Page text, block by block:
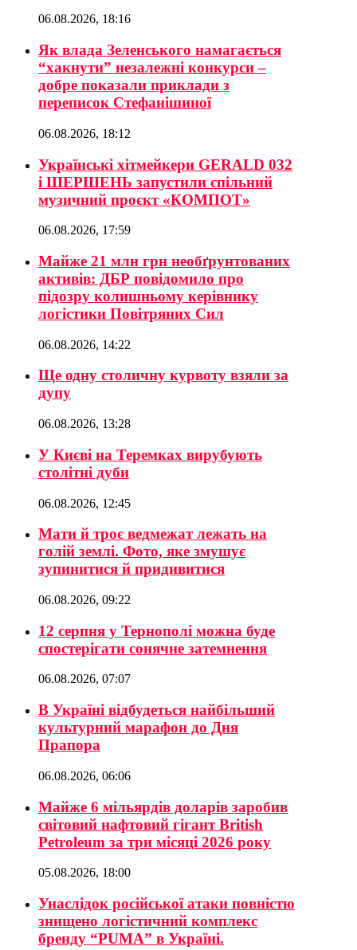
06.08.2026, 18:16
Як влада Зеленського намагається
“хакнути” незалежні конкурси –
добре показали приклади з
переписок Стефанішиної
06.08.2026, 18:12
Українські хітмейкери GERALD 032
і ШЕРШЕНЬ запустили спільний
музичний проєкт «КОМПОТ»
06.08.2026, 17:59
Майже 21 млн грн необґрунтованих
активів: ДБР повідомило про
підозру колишньому керівнику
логістики Повітряних Сил
06.08.2026, 14:22
Ще одну столичну курвоту взяли за
дупу
06.08.2026, 13:28
У Києві на Теремках вирубують
столітні дуби
06.08.2026, 12:45
Мати й троє ведмежат лежать на
голій землі. Фото, яке змушує
зупинитися й придивитися
06.08.2026, 09:22
12 серпня у Тернополі можна буде
спостерігати сонячне затемнення
06.08.2026, 07:07
В Україні відбудеться найбільший
культурний марафон до Дня
Прапора
06.08.2026, 06:06
Майже 6 мільярдів доларів заробив
світовий нафтовий гігант British
Petroleum за три місяці 2026 року
05.08.2026, 18:00
Унаслідок російської атаки повністю
знищено логістичний комплекс
бренду “PUMA” в Україні.